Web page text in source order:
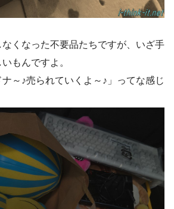
くなった不要品たちですが、いざ手
もんですよ。
ナ～♪売られていくよ～♪」ってな感じ